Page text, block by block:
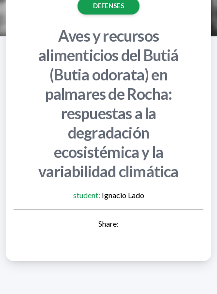
DEFENSES
Aves y recursos
alimenticios del Butiá
(Butia odorata) en
palmares de Rocha:
respuestas a la
degradación
ecosistémica y la
variabilidad climática
student: Ignacio Lado
Share: